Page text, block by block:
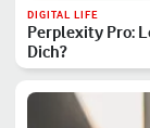
DIGITAL LIFE
Perplexity Pro:
Dich?